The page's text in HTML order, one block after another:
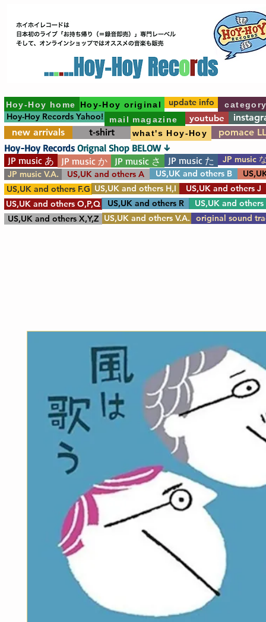
Hoy-Hoy home Hoy-Hoy original
Hoy-Hoy Records Yahoo! mail magazine youtube
new arrivals
t-shirt what's Hoy-Hoy pomace
update info
JP music あ JP music か JP music さ JP music た
JP music
JP music V.A.
US,UK and others A US,UK and others B
US,UK and others F.G US,UK and others H,I
US,UK and others J
US,UK and others O,P,Q
US,UK and others
US,UK and others R
US,UK and others X,Y,Z US,UK and others V.A. original sound
Hoy-Hoy Records Orignal Shop BELOW ↓